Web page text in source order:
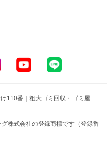
110番｜粗大ゴミ回収・ゴミ屋
株式会社の登録商標です（登録番